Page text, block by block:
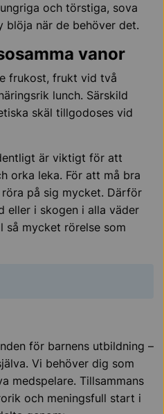
och törstiga, sova
blöja när de behöver det.
vanor
frukost, frukt vid två
lunch. Särskild
skäl tillgodoses vid
är viktigt för att
orka leka. För att må bra
på sig mycket. Därför
eller i skogen i alla väder
så mycket rörelse som
för barnens utbildning –
Vi behöver dig som
medspelare. Tillsammans
och meningsfull start i